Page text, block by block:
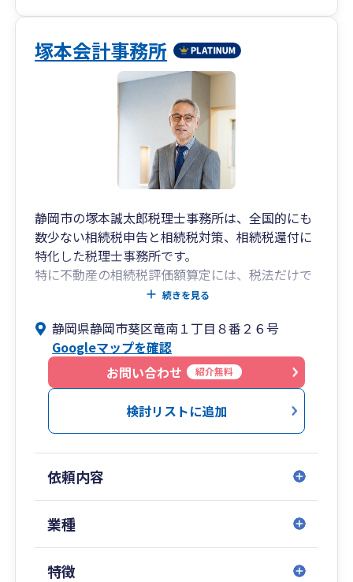
ジネスに深く入り込み、情熱と専門性をもって困
で、予期せぬ問題や難局に直面した時こそ、確か
な指針となる希望の光を提供します。
塚本会計事務所
静岡市の塚本誠太郎税理士事務所は、全国的にも
数少ない相続税申告と相続税対策、相続税還付に
特化した税理士事務所です。
特に不動産の相続税評価額算定には、税法だけで
なく民法・農地法・建築基準法・都市計画法・借
されます。さらに適正な相続税申告を行うには、
税法・通達ばかりでなく、判例や裁決事例に基づ
いた最新の税務判断が要求されます。
また、ひと言に「相続税対策」と言っても、生前
贈与・アパート建設・生命保険・養子縁組・遺言
書作成等、それぞれの財産や親族構成により効果
で実行することが望ましいと言えます。
相続税が気になったら、まずは塚本会計事務所の
初回無料相談でお気軽にご相談ください。
続きを見る
静岡県静岡市葵区竜南１丁目８番２６号
Googleマップを確認
お問い合わせ
紹介無料
検討リストに追加
依頼内容
業種
特徴